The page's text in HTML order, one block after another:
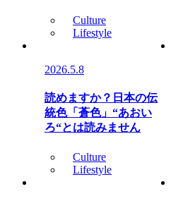
Culture
Lifestyle
2026.5.8
読めますか？日本の伝
統色「蒼色」“あおい
ろ“とは読みません
Culture
Lifestyle